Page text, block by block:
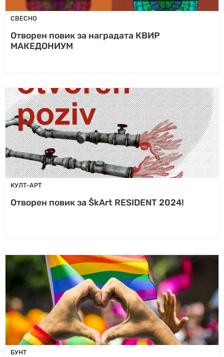
СВЕСНО
Отворен повик за наградата КВИР
МАКЕДОНИУМ
КУЛТ-АРТ
Отворен повик за ŠkArt RESIDENT 2024!
БУНТ